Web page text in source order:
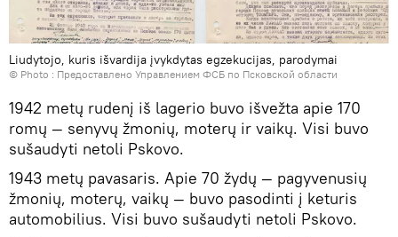
Liudytojo, kuris išvardija įvykdytas egzekucijas, parodymai
© Photo : Предоставлено Управлением ФСБ по Псковской области
1942 metų rudenį iš lagerio buvo išvežta apie 170
romų — senyvų žmonių, moterų ir vaikų. Visi buvo
sušaudyti netoli Pskovo.
1943 metų pavasaris. Apie 70 žydų — pagyvenusių
žmonių, moterų, vaikų — buvo pasodinti į keturis
automobilius. Visi buvo sušaudyti netoli Pskovo.